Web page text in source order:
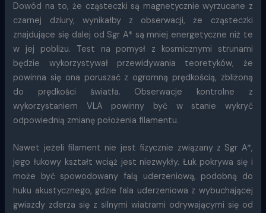
Dowód na to, że cząsteczki są magnetycznie wyrzucane z
czarnej dziury, wynikałby z obserwacji, że cząsteczki
znajdujące się dalej od Sgr A* są mniej energetyczne niż te
w jej pobliżu. Test na pomysł z kosmicznymi strunami
będzie wykorzystywał przewidywania teoretyków, że
powinna się ona poruszać z ogromną prędkością, zbliżoną
do prędkości światła. Obserwacje kontrolne z
wykorzystaniem VLA powinny być w stanie wykryć
odpowiednią zmianę położenia filamentu.
Nawet jeżeli filament nie jest fizycznie związany z Sgr A*,
jego łukowy kształt wciąż jest niezwykły. Łuk pokrywa się i
może być spowodowany falą uderzeniową, podobną do
huku akustycznego, gdzie fala uderzeniowa z wybuchającej
gwiazdy zderza się z silnymi wiatrami odrywającymi się od